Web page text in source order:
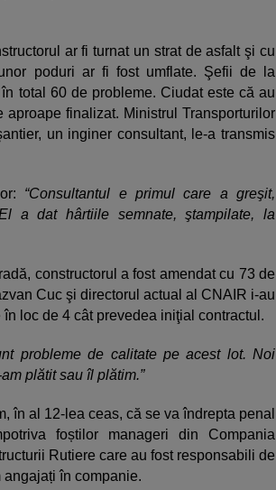
ar fi turnat un strat de asfalt şi cu
poduri ar fi fost umflate. Şefii de la
total 60 de probleme. Ciudat este că au
finalizat. Ministrul Transporturilor
un inginer consultant, le-a transmis
“Consultantul e primul care a greşit,
a dat hârtiile semnate, ştampilate, la
constructorul a fost amendat cu 73 de
Cuc şi directorul actual al CNAIR i-au
loc de 4 cât prevedea iniţial contractul.
probleme de calitate pe acest lot. Noi
plătit sau îl plătim.”
în al 12-lea ceas, că se va îndrepta penal
foștilor manageri din Compania
Rutiere care au fost responsabili de
în companie.